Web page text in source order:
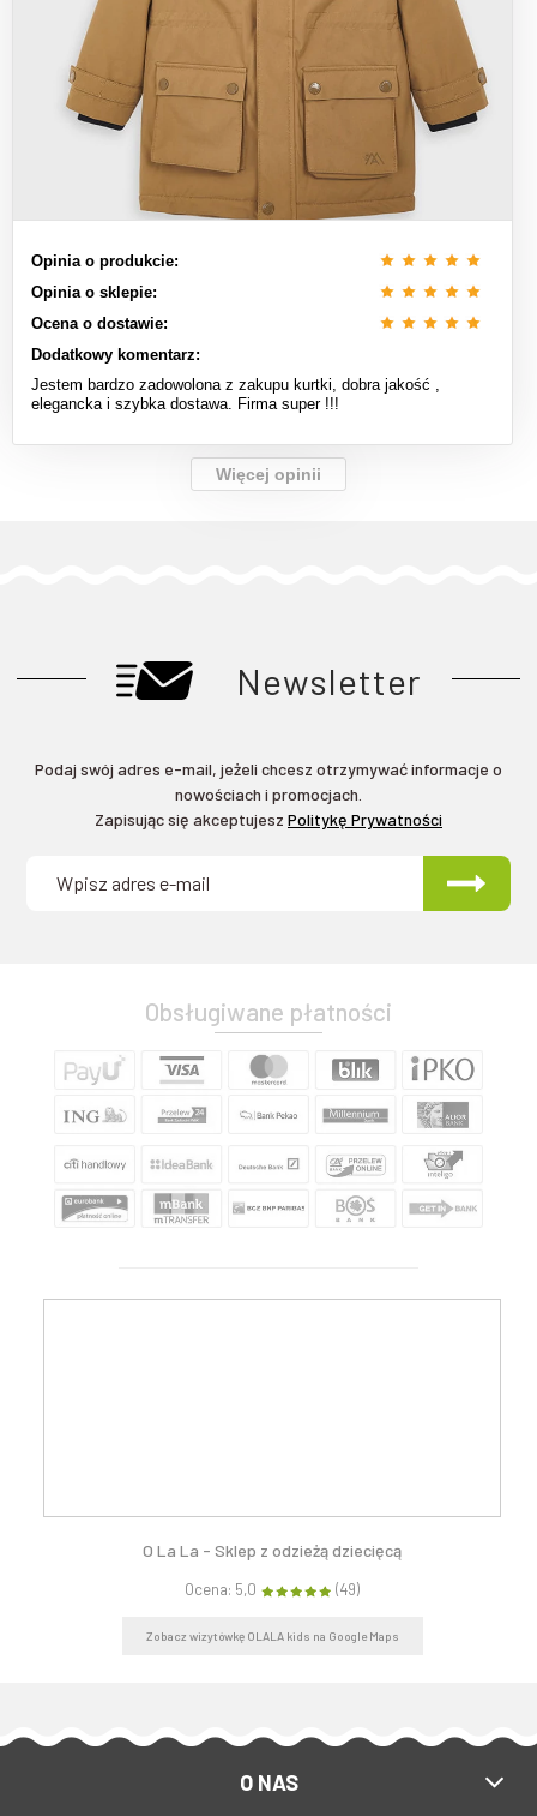
Opinia o produkcie:
Opinia o sklepie:
Ocena o dostawie:
Dodatkowy komentarz:
Jestem bardzo zadowolona z zakupu kurtki, dobra jakość ,
elegancka i szybka dostawa. Firma super !!!
Więcej opinii
Newsletter
Podaj swój adres e-mail, jeżeli chcesz otrzymywać informacje o
nowościach i promocjach.
Zapisując się akceptujesz Politykę Prywatności
Obsługiwane płatności
O La La - Sklep z odzieżą dziecięcą
Ocena: 5,0 (49)
Zobacz wizytówkę OLALA kids na Google Maps
O NAS